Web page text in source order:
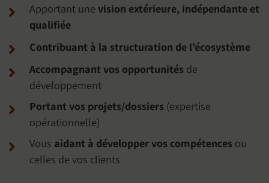
Apportant une vision extérieure, indépendante et
qualifiée
Contribuant à la structuration de l’écosystème
Accompagnant vos opportunités de
développement
Portant vos projets/dossiers (expertise
opérationnelle)
Vous aidant à développer vos compétences ou
celles de vos clients